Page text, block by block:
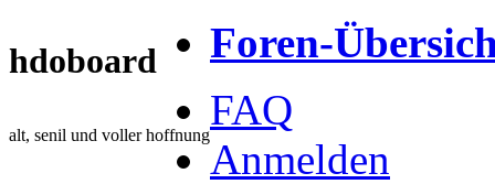
hdoboard
alt, senil und voller hoffnung
Foren-
FAQ
Anmelden